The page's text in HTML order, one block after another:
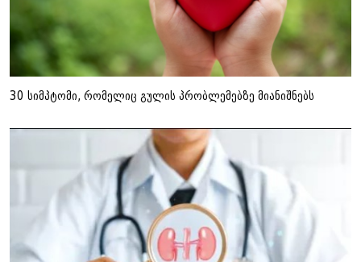
30 სიმპტომი, რომელიც გულის პრობლემებზე მიანიშნებს